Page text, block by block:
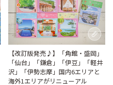
【改訂版発売♪】「角館・盛岡」
「仙台」「鎌倉」「伊豆」「軽井
沢」「伊勢志摩」国内6エリアと
海外1エリアがリニューアル